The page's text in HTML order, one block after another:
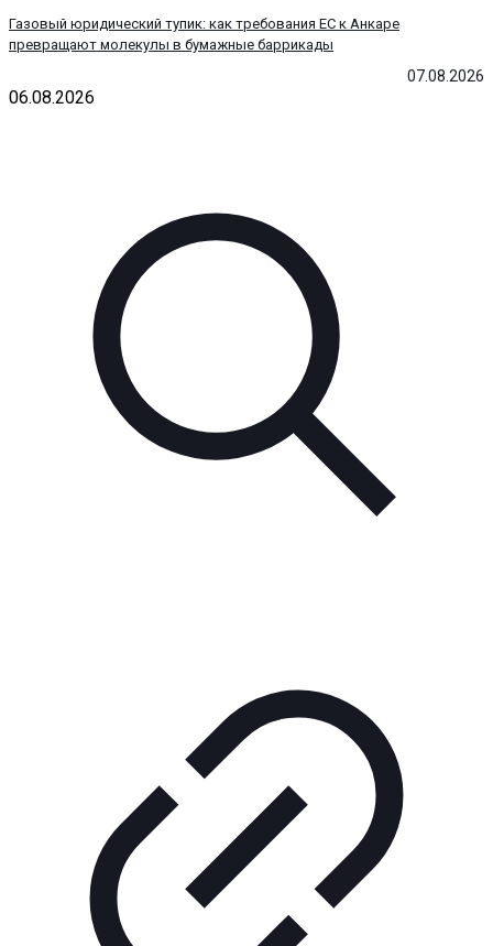
07.08.2026
Газовый юридический тупик: как требования ЕС к Анкаре
превращают молекулы в бумажные баррикады
06.08.2026